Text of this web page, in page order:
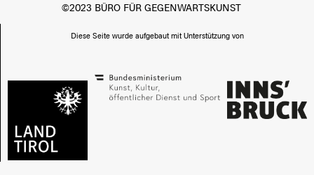
©2023 BÜRO FÜR GEGENWARTSKUNST
Diese Seite wurde aufgebaut mit Unterstützung von